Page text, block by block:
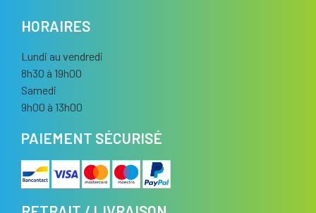
HORAIRES
Lundi au vendredi
8h30 à 19h00
Samedi
9h00 à 13h00
PAIEMENT SÉCURISÉ